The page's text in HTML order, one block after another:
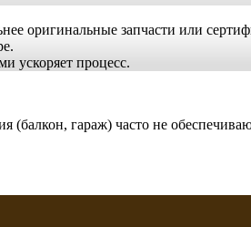
оригинальные запчасти или
ускоряет процесс.
гараж) часто не